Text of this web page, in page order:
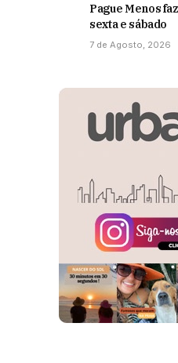
Pague Menos
sexta e sábado
7 de Agosto, 2026